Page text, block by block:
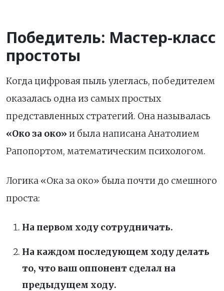
Победитель: Мастер-класс
простоты
Когда цифровая пыль улеглась, победителем
оказалась одна из самых простых
представленных стратегий. Она называлась
«Око за око» и была написана Анатолием
Рапопортом, математическим психологом.
Логика «Ока за око» была почти до смешного
проста:
На первом ходу сотрудничать.
На каждом последующем ходу делать
то, что ваш оппонент сделал на
предыдущем ходу.